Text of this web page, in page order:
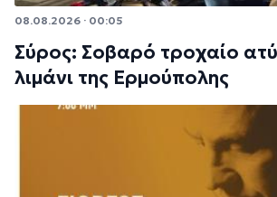
08.08.2026 · 00:05
Σύρος: Σοβαρό τροχαίο
λιμάνι της Ερμούπολης